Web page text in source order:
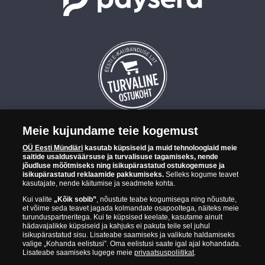
OÜ Eesti Mündiäri on maailma tuntumate rahapajade
kollektsioonimüntide ja -medalite levitaja Eestis. OÜ Eesti Mündiäri
kuulub ettevõttele "Samlerhuset Group“.
Euroopa ühel suuremal mündilevitajate grupil "Samlerhuset
Group" on allüksused 14 Euroopa riigis. Ettevõtete grupile kuulub
Norra vanim, endine riiklik rahapaja, mis tegutseb alates 1686.
aastast. Norra mündikoda valmistab mõningaid ametlikke Norra ja
teiste riikide münte ning vermib igal aastal ka Nobeli rahupreemia
medaleid.
OÜ Eesti Mündiäri spetsialistid täiendavad pidevalt oma teadmisi,
Meie kujundame teie kogemust
OÜ Eesti Mündiäri kasutab küpsiseid ja muid tehnoloogiaid meie
saitide usaldusväärsuse ja turvalisuse tagamiseks, nende
jõudluse mõõtmiseks ning isikupärastatud ostukogemuse ja
isikupärastatud reklaamide pakkumiseks. Selleks kogume teavet
kasutajate, nende käitumise ja seadmete kohta.
Kui valite „Kõik sobib”, nõustute teabe kogumisega ning nõustute,
et võime seda teavet jagada kolmandate osapooltega, näiteks meie
turunduspartneritega. Kui te küpsised keelate, kasutame ainult
hädavajalikke küpsiseid ja kahjuks ei pakuta teile sel juhul
isikupärastatud sisu. Lisateabe saamiseks ja valikute haldamiseks
valige „Kohanda eelistusi”. Oma eelistusi saate igal ajal kohandada.
Lisateabe saamiseks lugege meieprivaatsuspoliitikat.